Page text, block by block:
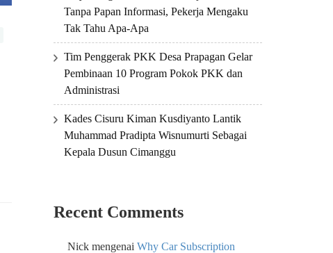
Tanpa Papan Informasi, Pekerja Mengaku
Tak Tahu Apa-Apa
Tim Penggerak PKK Desa Prapagan Gelar
Pembinaan 10 Program Pokok PKK dan
Administrasi
Kades Cisuru Kiman Kusdiyanto Lantik
Muhammad Pradipta Wisnumurti Sebagai
Kepala Dusun Cimanggu
Recent Comments
Nick mengenai Why Car Subscription